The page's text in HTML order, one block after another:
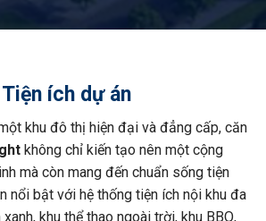
Tiện ích dự án
khu đô thị hiện đại và đẳng cấp, căn
không chỉ kiến tạo nên một cộng
mà còn mang đến chuẩn sống tiện
nổi bật với hệ thống tiện ích nội khu đa
khu thể thao ngoài trời, khu BBQ,